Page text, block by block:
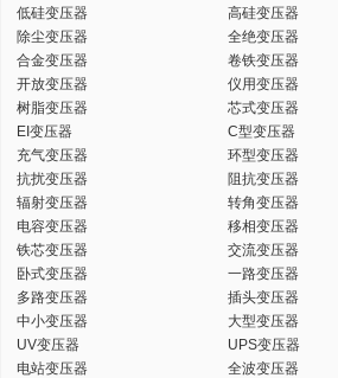
低硅变压器
高硅变压器
除尘变压器
全绝变压器
合金变压器
卷铁变压器
开放变压器
仪用变压器
树脂变压器
芯式变压器
EI变压器
C型变压器
充气变压器
环型变压器
抗扰变压器
阻抗变压器
辐射变压器
转角变压器
电容变压器
移相变压器
铁芯变压器
交流变压器
卧式变压器
一路变压器
多路变压器
插头变压器
中小变压器
大型变压器
UV变压器
UPS变压器
电站变压器
全波变压器